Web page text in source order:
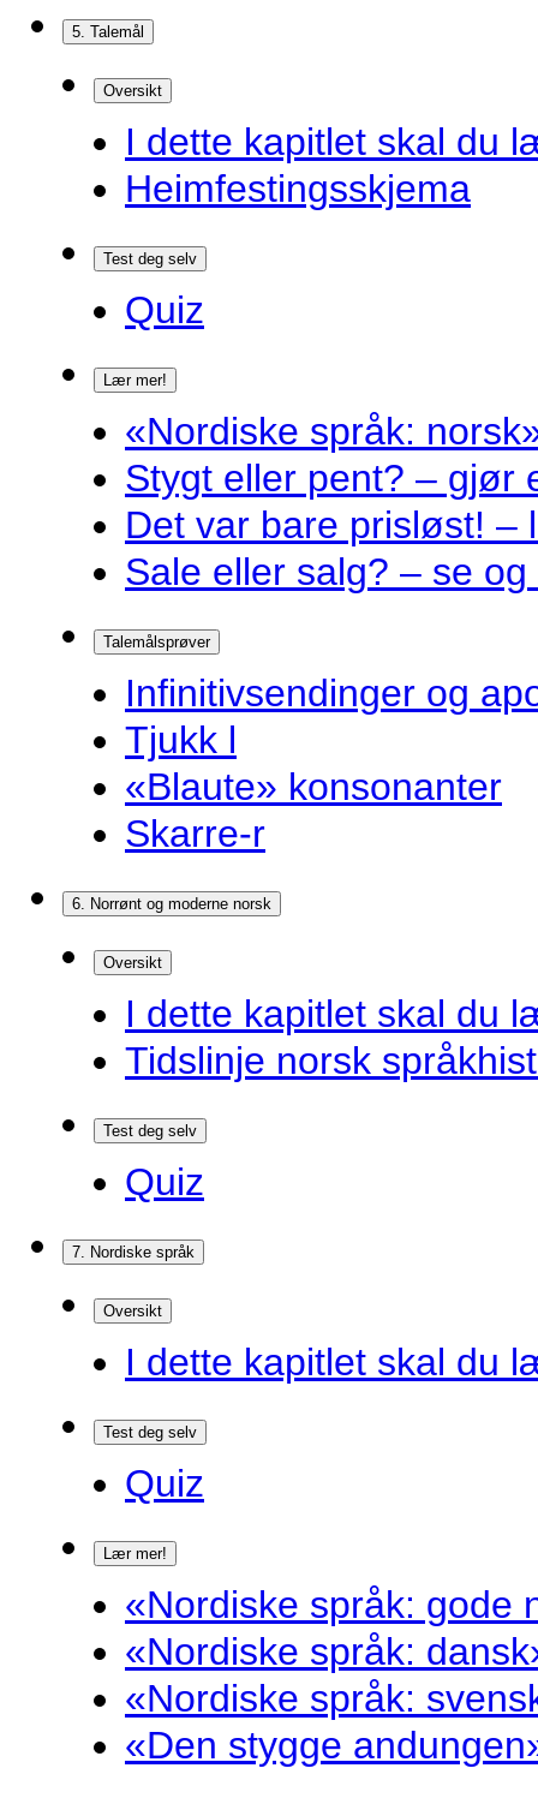
5. Talemål
Oversikt
I dette kapitlet skal du
Heimfestingsskjema
Test deg selv
Quiz
Lær mer!
«Nordiske språk:
Stygt eller pent? – gjør
Det var bare prisløst! –
Sale eller salg? – se
Talemålsprøver
Infinitivsendinger og
Tjukk l
«Blaute» konsonanter
Skarre-r
6. Norrønt og moderne norsk
Oversikt
I dette kapitlet skal du
Tidslinje norsk
Test deg selv
Quiz
7. Nordiske språk
Oversikt
I dette kapitlet skal du
Test deg selv
Quiz
Lær mer!
«Nordiske språk: gode
«Nordiske språk:
«Nordiske språk:
«Den stygge